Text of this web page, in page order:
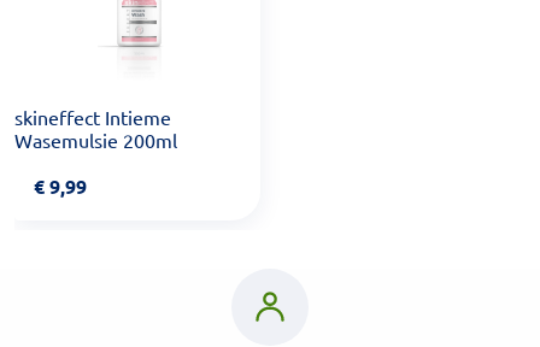
skineffect Intieme
Wasemulsie 200ml
€9,99